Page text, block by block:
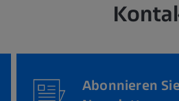
Abonnieren